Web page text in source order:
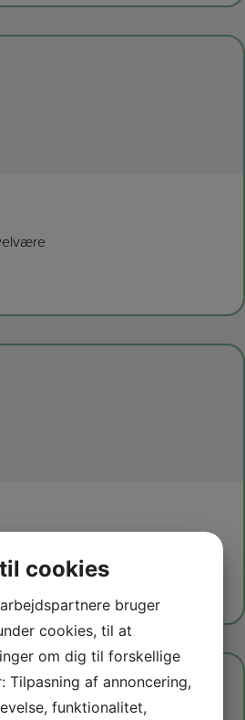
cookies
bruger
cookies, til at
om dig til forskellige
Tilpasning af annoncering,
funktionalitet,